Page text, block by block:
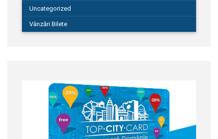
Uncategorized
Vânzări Bilete